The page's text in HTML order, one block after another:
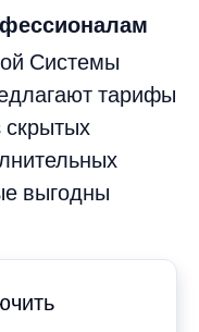
Системы
тарифы
скрытых
выгодны